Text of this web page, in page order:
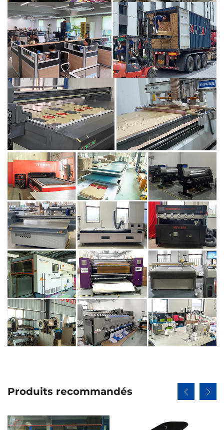
Produits recommandés